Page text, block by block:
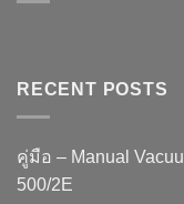
RECENT POSTS
คู่มือ – Manual
500/2E